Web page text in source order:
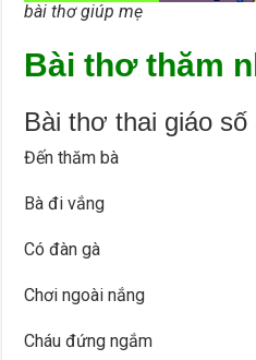
bài thơ giúp mẹ
Bài thơ thăm
Bài thơ thai giáo
Đến thăm bà
Bà đi vắng
Có đàn gà
Chơi ngoài nắng
Cháu đứng ngắm